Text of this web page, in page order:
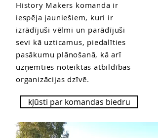
History Makers komanda ir
iespēja jauniešiem, kuri ir
izrādījuši vēlmi un parādījuši
sevi kā uzticamus, piedalīties
pasākumu plānošanā, kā arī
uzņemties noteiktas atbildības
organizācijas dzīvē.
kļūsti par komandas biedru